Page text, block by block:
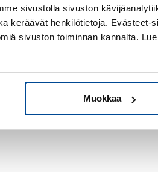
sivustolla sivuston
keräävät henkilötietoja.
sivuston toiminnan kannalta.
Muokkaa
paikkasi webinaareissa.